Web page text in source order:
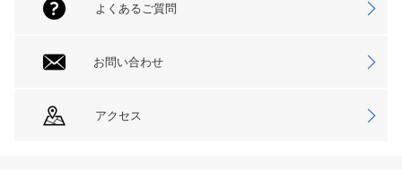
よくあるご質問
お問い合わせ
アクセス